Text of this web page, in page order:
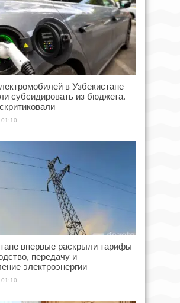
в Узбекистане
субсидировать из бюджета.
впервые раскрыли тарифы
передачу и
электроэнергии